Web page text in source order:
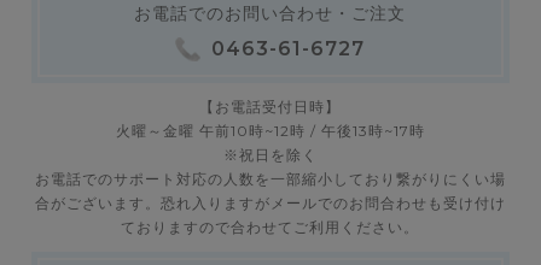
お電話でのお問い合わせ・ご注文
0463-61-6727
【お電話受付日時】
火曜～金曜 午前10時~12時 / 午後13時~17時
※祝日を除く
お電話でのサポート対応の人数を一部縮小しており繋がりにくい場
合がございます。恐れ入りますがメールでのお問合わせも受け付け
ておりますので合わせてご利用ください。